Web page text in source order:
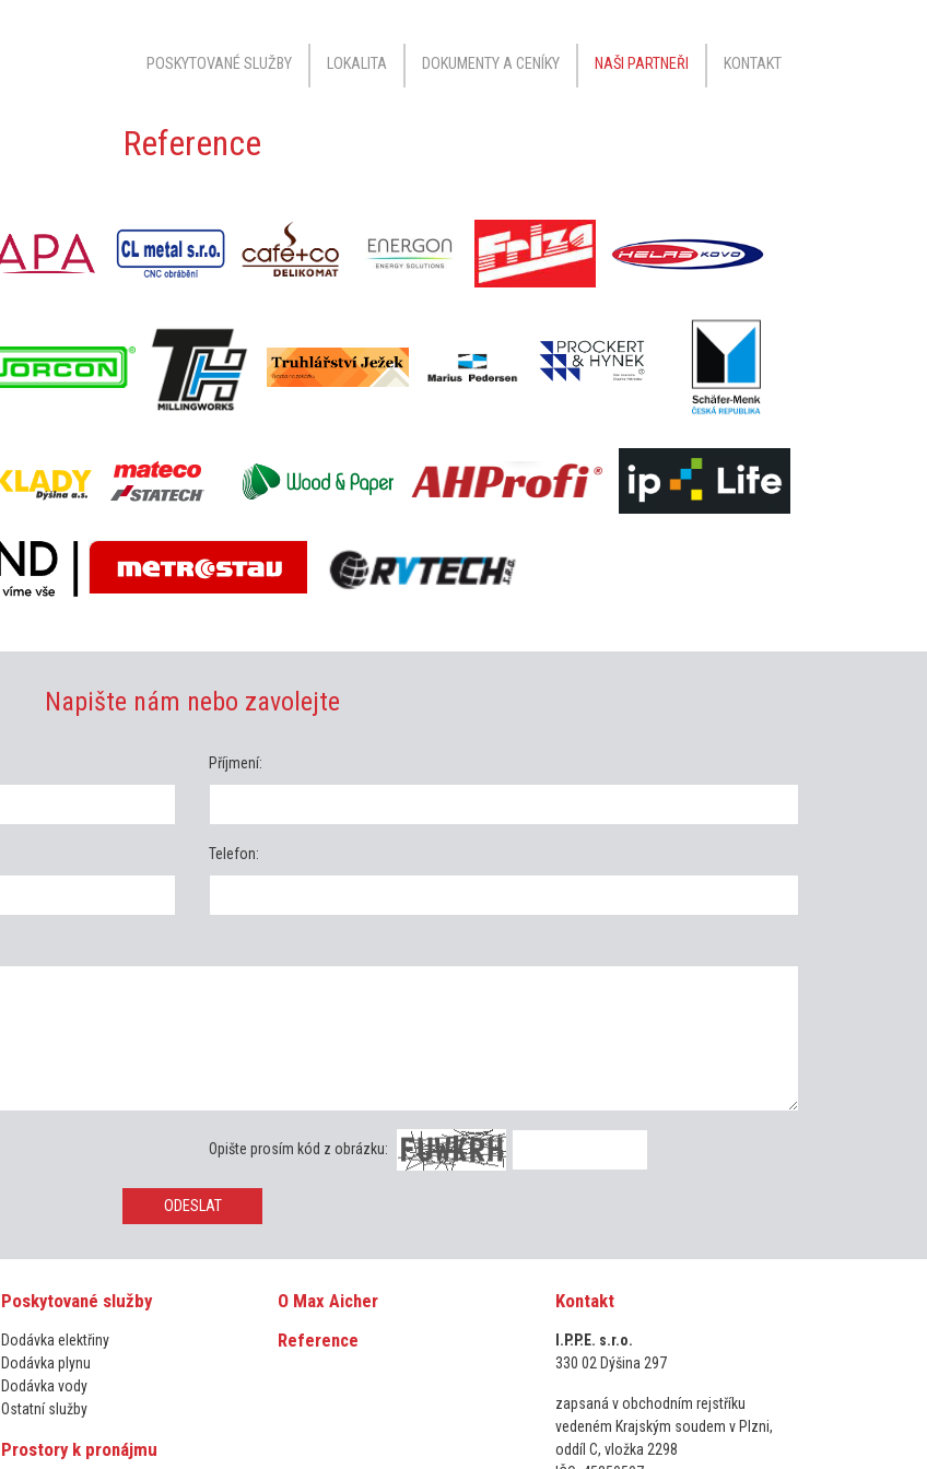
POSKYTOVANÉ SLUŽBY LOKALITA DOKUMENTY A CENÍKY NAŠI PARTNEŘI KONTAKT
Reference
Napište nám nebo zavolejte
Příjmení:
Telefon:
Opište prosím kód z obrázku:
ODESLAT
Poskytované služby
Dodávka elektřiny
Dodávka plynu
Dodávka vody
Ostatní služby
Prostory k pronájmu
O Max Aicher
Reference
Kontakt
I.P.P.E. s.r.o.
330 02 Dýšina 297
zapsaná v obchodním rejstříku
vedeném Krajským soudem v Plzni,
oddíl C, vložka 2298